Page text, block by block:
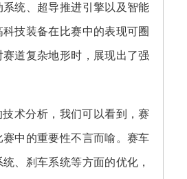
统、超导推进引擎以及智能
技装备在比赛中的表现可圈
道复杂地形时，展现出了强
术分析，我们可以看到，赛
中的重要性不言而喻。赛车
、刹车系统等方面的优化，